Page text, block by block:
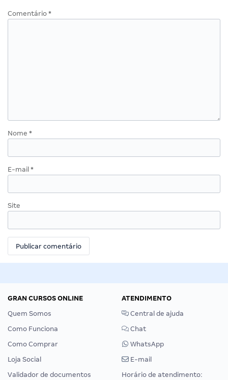
Comentário *
Nome *
E-mail *
Site
GRAN CURSOS ONLINE
Quem Somos
Como Funciona
Como Comprar
Loja Social
Validador de documentos
ATENDIMENTO
Central de ajuda
Chat
WhatsApp
E-mail
Horário de atendimento: